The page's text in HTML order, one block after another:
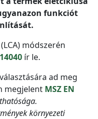
funkciót
módszerén
ír le.
ad meg
megjelent MSZ EN
környezeti